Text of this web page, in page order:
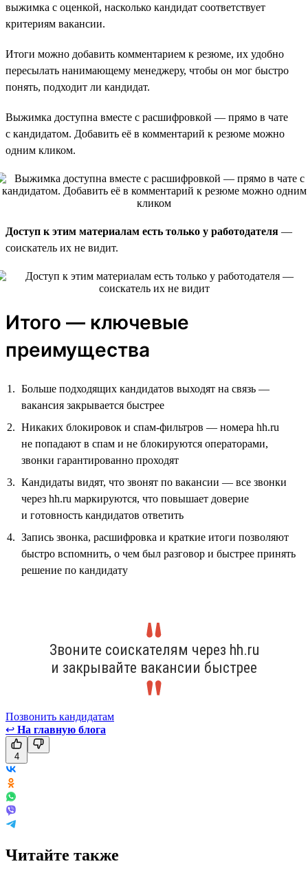
выжимка с оценкой, насколько кандидат соответствует
критериям вакансии.
Итоги можно добавить комментарием к резюме, их удобно
пересылать нанимающему менеджеру, чтобы он мог быстро
понять, подходит ли кандидат.
Выжимка доступна вместе с расшифровкой — прямо в чате
с кандидатом. Добавить её в комментарий к резюме можно
одним кликом.
Доступ к этим материалам есть только у работодателя —
соискатель их не видит.
Итого — ключевые
преимущества
Больше подходящих кандидатов выходят на связь —
вакансия закрывается быстрее
Никаких блокировок и спам-фильтров — номера hh.ru
не попадают в спам и не блокируются операторами,
звонки гарантированно проходят
Кандидаты видят, что звонят по вакансии — все звонки
через hh.ru маркируются, что повышает доверие
и готовность кандидатов ответить
Запись звонка, расшифровка и краткие итоги позволяют
быстро вспомнить, о чем был разговор и быстрее принять
решение по кандидату
Звоните соискателям через hh.ru
и закрывайте вакансии быстрее
Позвонить кандидатам
↩ На главную блога
4
Читайте также